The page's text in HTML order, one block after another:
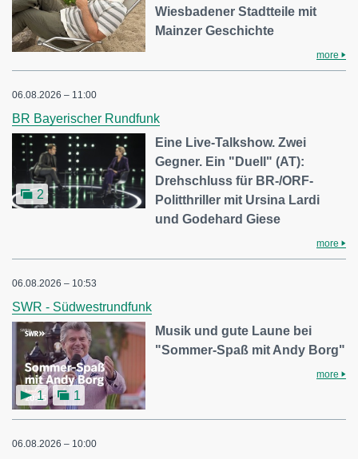
Wiesbadener Stadtteile mit
Mainzer Geschichte
more
06.08.2026 – 11:00
BR Bayerischer Rundfunk
2
Eine Live-Talkshow. Zwei
Gegner. Ein "Duell" (AT):
Drehschluss für BR-/ORF-
Politthriller mit Ursina Lardi
und Godehard Giese
more
06.08.2026 – 10:53
SWR - Südwestrundfunk
1 1
Musik und gute Laune bei
"Sommer-Spaß mit Andy Borg"
more
06.08.2026 – 10:00